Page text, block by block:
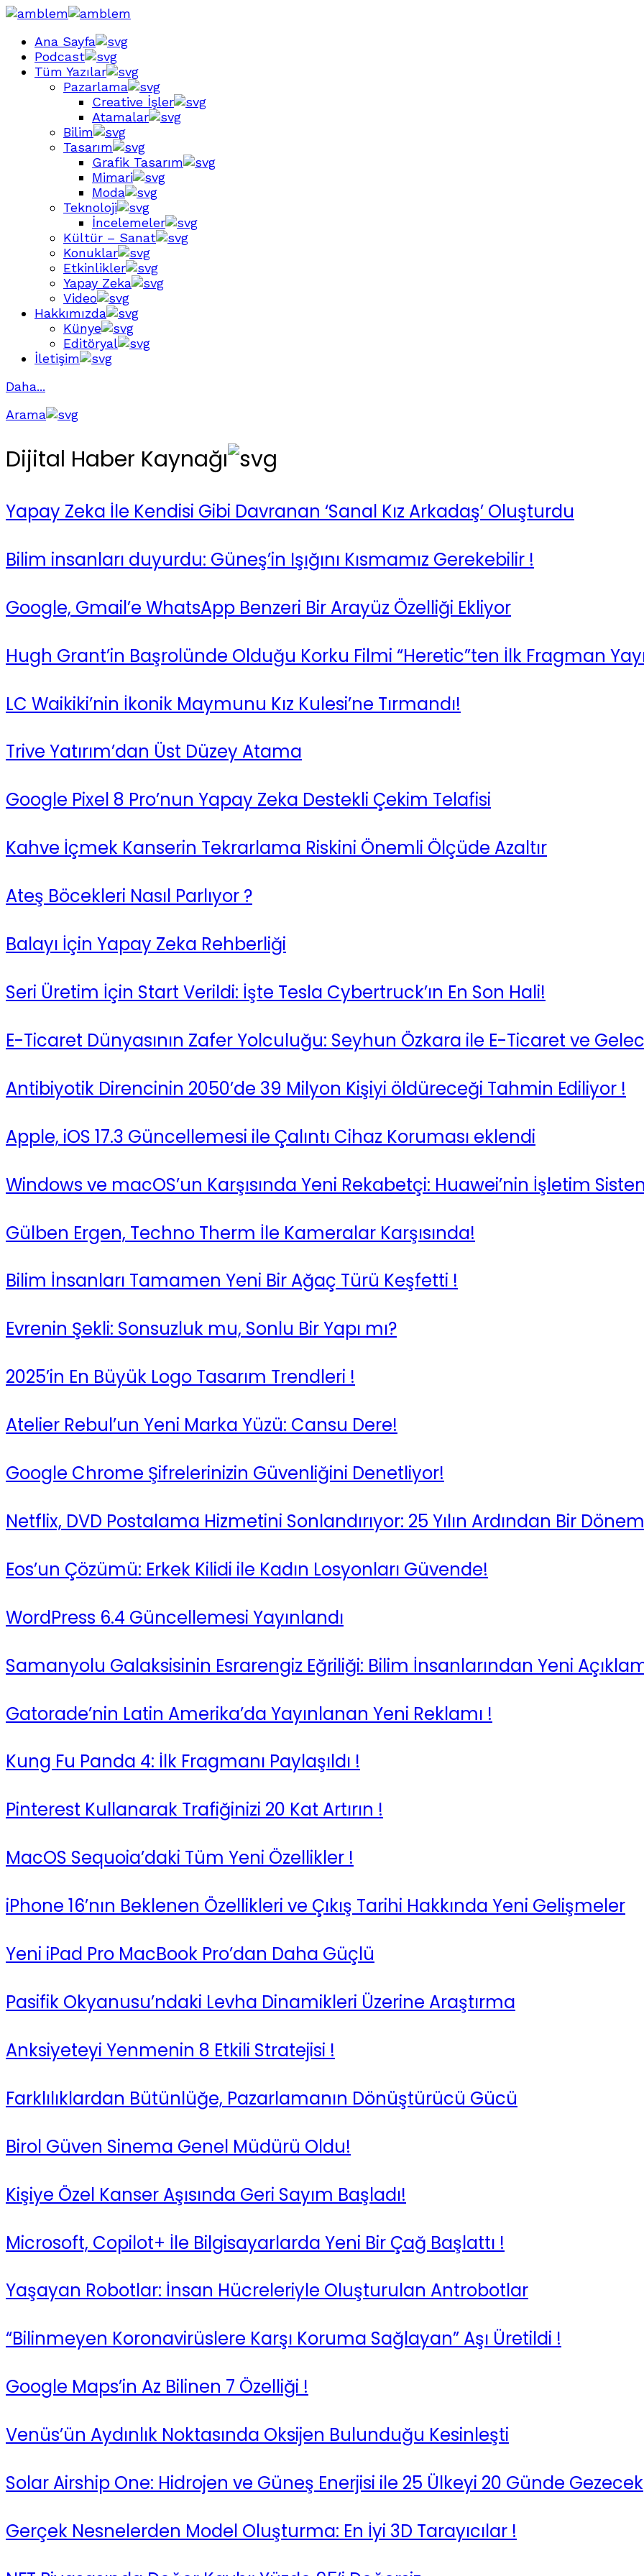
Ana Sayfa
Podcast
Tüm Yazılar
Pazarlama
Creative İşler
Atamalar
Bilim
Tasarım
Grafik Tasarım
Mimari
Moda
Teknoloji
İncelemeler
Kültür – Sanat
Konuklar
Etkinlikler
Yapay Zeka
Video
Hakkımızda
Künye
Editöryal
İletişim
Daha...
Arama
Dijital Haber Kaynağı
Yapay Zeka İle Kendisi Gibi Davranan ‘Sanal Kız Arkadaş’ Oluşturdu
Bilim insanları duyurdu: Güneş’in Işığını Kısmamız Gerekebilir !
Google, Gmail’e WhatsApp Benzeri Bir Arayüz Özelliği Ekliyor
Hugh Grant’in Başrolünde Olduğu Korku Filmi “Heretic”ten İlk Fragman
LC Waikiki’nin İkonik Maymunu Kız Kulesi’ne Tırmandı!
Trive Yatırım’dan Üst Düzey Atama
Google Pixel 8 Pro’nun Yapay Zeka Destekli Çekim Telafisi
Kahve İçmek Kanserin Tekrarlama Riskini Önemli Ölçüde Azaltır
Ateş Böcekleri Nasıl Parlıyor ?
Balayı İçin Yapay Zeka Rehberliği
Seri Üretim İçin Start Verildi: İşte Tesla Cybertruck’ın En Son Hali!
E-Ticaret Dünyasının Zafer Yolculuğu: Seyhun Özkara ile E-Ticaret ve
Antibiyotik Direncinin 2050’de 39 Milyon Kişiyi öldüreceği Tahmin Ediliyor !
Apple, iOS 17.3 Güncellemesi ile Çalıntı Cihaz Koruması eklendi
Windows ve macOS’un Karşısında Yeni Rekabetçi: Huawei’nin İşletim
Gülben Ergen, Techno Therm İle Kameralar Karşısında!
Bilim İnsanları Tamamen Yeni Bir Ağaç Türü Keşfetti !
Evrenin Şekli: Sonsuzluk mu, Sonlu Bir Yapı mı?
2025’in En Büyük Logo Tasarım Trendleri !
Atelier Rebul’un Yeni Marka Yüzü: Cansu Dere!
Google Chrome Şifrelerinizin Güvenliğini Denetliyor!
Netflix, DVD Postalama Hizmetini Sonlandırıyor: 25 Yılın Ardından Bir
Eos’un Çözümü: Erkek Kilidi ile Kadın Losyonları Güvende!
WordPress 6.4 Güncellemesi Yayınlandı
Samanyolu Galaksisinin Esrarengiz Eğriliği: Bilim İnsanlarından Yeni
Gatorade’nin Latin Amerika’da Yayınlanan Yeni Reklamı !
Kung Fu Panda 4: İlk Fragmanı Paylaşıldı !
Pinterest Kullanarak Trafiğinizi 20 Kat Artırın !
MacOS Sequoia’daki Tüm Yeni Özellikler !
iPhone 16’nın Beklenen Özellikleri ve Çıkış Tarihi Hakkında Yeni Gelişmeler
Yeni iPad Pro MacBook Pro’dan Daha Güçlü
Pasifik Okyanusu’ndaki Levha Dinamikleri Üzerine Araştırma
Anksiyeteyi Yenmenin 8 Etkili Stratejisi !
Farklılıklardan Bütünlüğe, Pazarlamanın Dönüştürücü Gücü
Birol Güven Sinema Genel Müdürü Oldu!
Kişiye Özel Kanser Aşısında Geri Sayım Başladı!
Microsoft, Copilot+ İle Bilgisayarlarda Yeni Bir Çağ Başlattı !
Yaşayan Robotlar: İnsan Hücreleriyle Oluşturulan Antrobotlar
“Bilinmeyen Koronavirüslere Karşı Koruma Sağlayan” Aşı Üretildi !
Google Maps’in Az Bilinen 7 Özelliği !
Venüs’ün Aydınlık Noktasında Oksijen Bulunduğu Kesinleşti
Solar Airship One: Hidrojen ve Güneş Enerjisi ile 25 Ülkeyi 20 Günde Gezecek
Gerçek Nesnelerden Model Oluşturma: En İyi 3D Tarayıcılar !